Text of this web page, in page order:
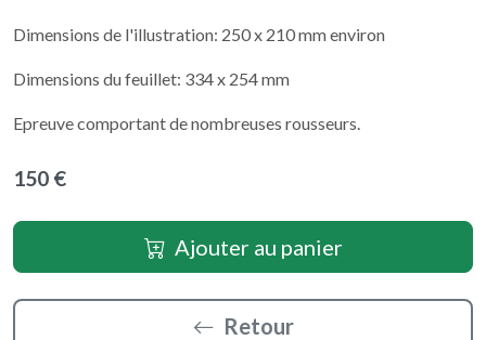
Dimensions de l'illustration: 250 x 210 mm environ
Dimensions du feuillet: 334 x 254 mm
Epreuve comportant de nombreuses rousseurs.
150 €
Ajouter au panier
Retour